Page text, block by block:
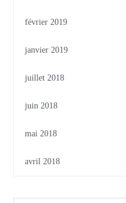
février 2019
janvier 2019
juillet 2018
juin 2018
mai 2018
avril 2018